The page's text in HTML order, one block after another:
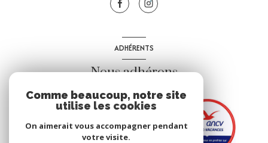
ADHÉRENTS
Nous adhérons
Comme beaucoup, notre site
utilise les cookies
On aimerait vous accompagner pendant
votre visite.